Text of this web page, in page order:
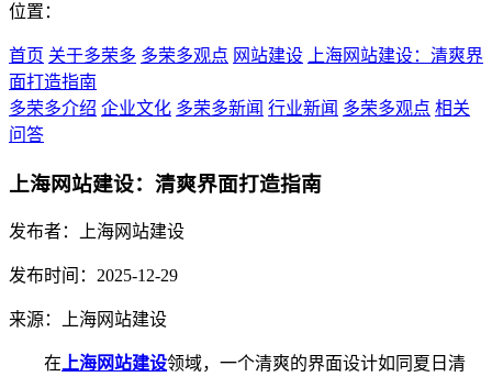
位置：
首页 关于多荣多 多荣多观点 网站建设
上海网站建设：清爽界
面打造指南
多荣多介绍 企业文化 多荣多新闻 行业新闻 多荣多观点 相关
问答
上海网站建设：清爽界面打造指南
发布者：上海网站建设
发布时间：2025-12-29
来源：上海网站建设
在上海网站建设领域，一个清爽的界面设计如同夏日清